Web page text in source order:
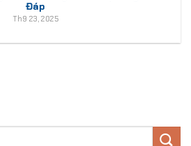
Đáp
Th9 23, 2025